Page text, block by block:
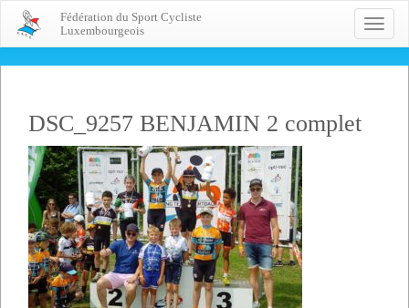
Toggle
Fédération du Sport Cycliste
Luxembourgeois
DSC_9257 BENJAMIN 2 complet